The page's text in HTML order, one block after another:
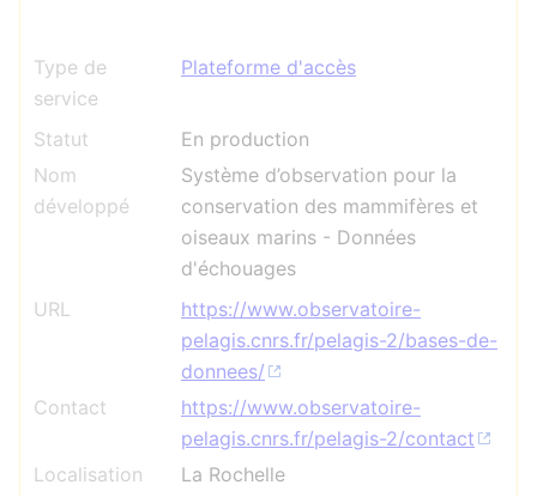
Type de
service
Plateforme d'accès
Statut
En production
Nom
développé
Système d’observation pour la
conservation des mammifères et
oiseaux marins - Données
d'échouages
URL
https://www.observatoire-
pelagis.cnrs.fr/pelagis-2/bases-de-
donnees/
Contact
https://www.observatoire-
pelagis.cnrs.fr/pelagis-2/contact
Localisation
La Rochelle